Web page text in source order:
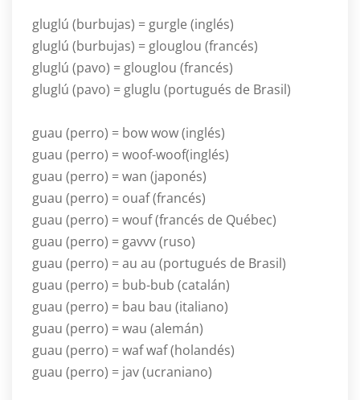
gluglú (burbujas) = gurgle (inglés)
gluglú (burbujas) = glouglou (francés)
gluglú (pavo) = glouglou (francés)
gluglú (pavo) = gluglu (portugués de Brasil)
guau (perro) = bow wow (inglés)
guau (perro) = woof-woof(inglés)
guau (perro) = wan (japonés)
guau (perro) = ouaf (francés)
guau (perro) = wouf (francés de Québec)
guau (perro) = gavvv (ruso)
guau (perro) = au au (portugués de Brasil)
guau (perro) = bub-bub (catalán)
guau (perro) = bau bau (italiano)
guau (perro) = wau (alemán)
guau (perro) = waf waf (holandés)
guau (perro) = jav (ucraniano)